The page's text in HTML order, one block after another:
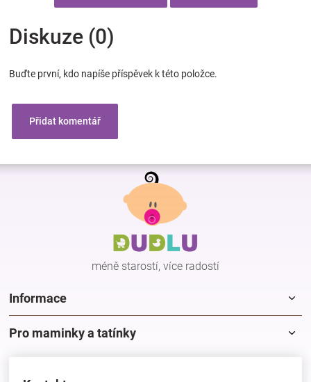
Diskuze (0)
Buďte první, kdo napíše příspěvek k této položce.
Přidat komentář
Z
méně starostí, více radostí
Informace
Pro maminky a tatínky